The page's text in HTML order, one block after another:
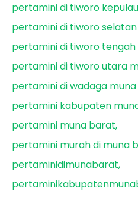
pertamini di tiworo
pertamini di tiworo
pertamini di tiworo
pertamini di tiworo utara
pertamini di wadaga
pertamini kabupaten
pertamini muna barat
pertamini murah di muna
pertaminidimunabarat